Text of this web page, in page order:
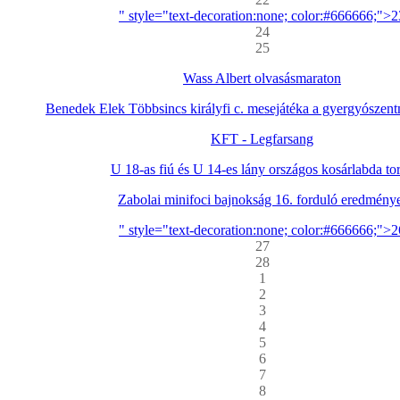
" style="text-decoration:none;
24
25
Wass Albert olvasásmaraton
Benedek Elek Többsincs királyfi c. mesejátéka a
KFT - Legfarsang
U 18-as fiú és U 14-es lány országos kosárlabda
Zabolai minifoci bajnokság 16. forduló
" style="text-decoration:none;
27
28
1
2
3
4
5
6
7
8